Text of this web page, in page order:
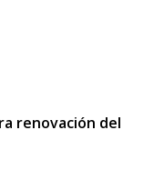
renovación del